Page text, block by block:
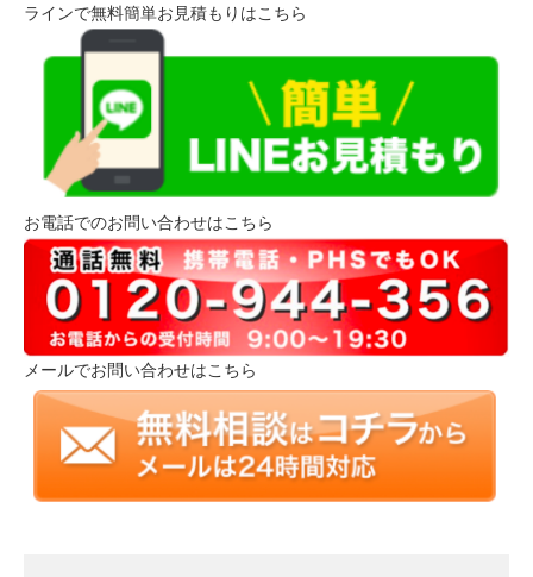
ラインで無料簡単お見積もりはこちら
お電話でのお問い合わせはこちら
メールでお問い合わせはこちら